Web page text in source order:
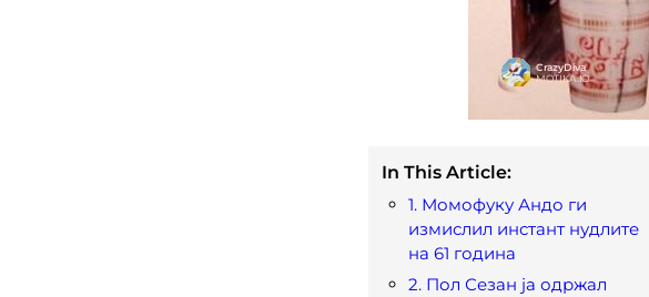
In This Article:
1. Момофуку Андо ги
измислил инстант нудлите
на 61 година
2. Пол Сезан ја одржал